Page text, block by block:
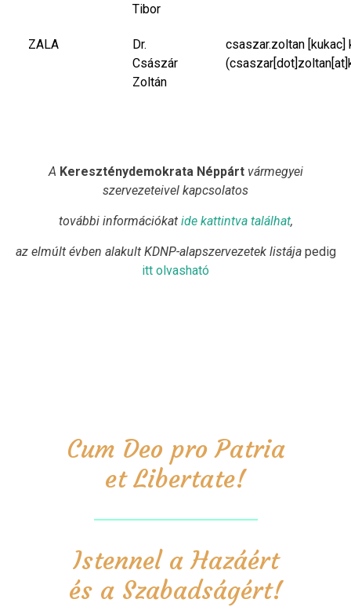
Tibor
ZALA
Dr.
Császár
Zoltán
csaszar.zoltan [kukac]
A Kereszténydemokrata Néppárt vármegyei
szervezeteivel kapcsolatos
további információkat ide kattintva találhat,
az elmúlt évben alakult KDNP-alapszervezetek listája pedig
itt olvasható
Cum Deo pro Patria
et Libertate!
Istennel a Hazáért
és a Szabadságért!